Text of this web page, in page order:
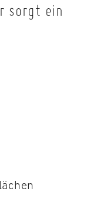
sorgt ein